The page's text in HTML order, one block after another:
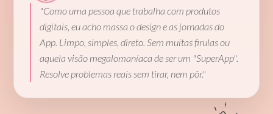
"Como uma pessoa que trabalha com produtos
digitais, eu acho massa o design e as jornadas do
App. Limpo, simples, direto. Sem muitas firulas ou
aquela visão megalomaníaca de ser um "SuperApp".
Resolve problemas reais sem tirar, nem pôr."